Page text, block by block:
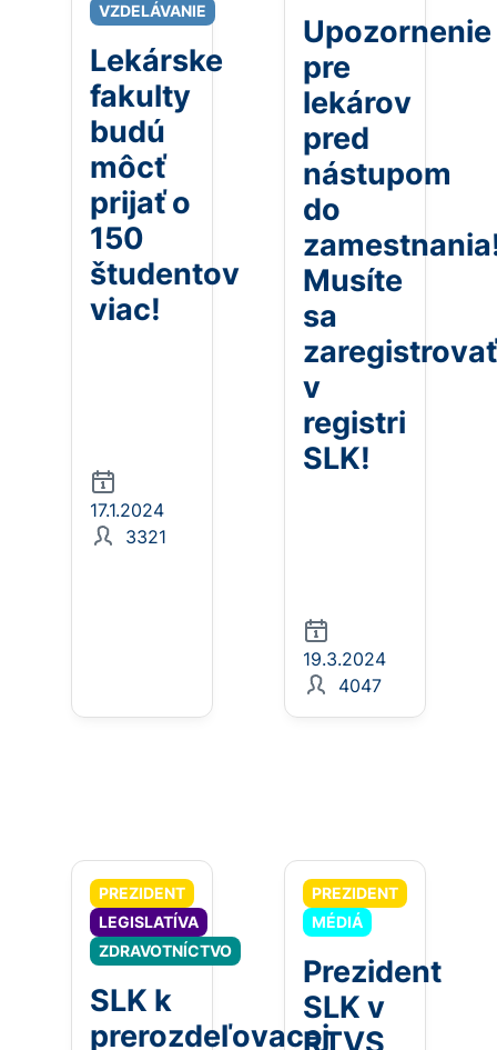
VZDELÁVANIE
Lekárske
fakulty
budú
môcť
prijať o
150
študentov
viac!
17.1.2024
3321
Upozornenie
pre
lekárov
pred
nástupom
do
Musíte
sa
zaregistrovať
v
registri
SLK!
19.3.2024
4047
PREZIDENT
LEGISLATÍVA
ZDRAVOTNÍCTVO
SLK k
prerozdeľovacej
PREZIDENT
MÉDIÁ
Prezident
SLK v